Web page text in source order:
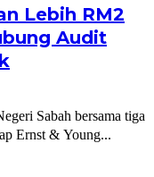
Lebih RM2
Audit
Sabah bersama tiga
Ernst & Young...